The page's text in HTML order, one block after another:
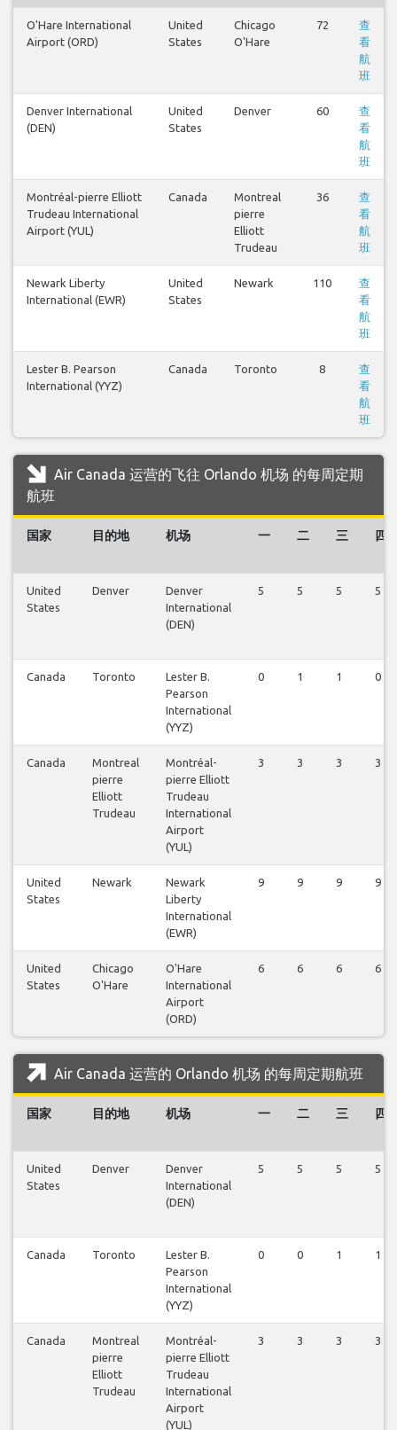
O'Hare International
Airport (ORD)
United
States
Chicago
O'Hare
72
查
看
航
班
Denver International
(DEN)
United
States
Denver 60
查
看
航
班
Montréal-pierre Elliott
Trudeau International
Airport (YUL)
Canada
Montreal
pierre
Elliott
Trudeau
36
查
看
航
班
Newark Liberty
International (EWR)
United
States
Newark 110
查
看
航
班
Lester B. Pearson
International (YYZ)
Canada Toronto 8
查
看
航
班
Air Canada 运营的飞往 Orlando 机场 的每周定期
航班
国家 目的地 机场 一 二 三 四
United
States
Denver
Denver
International
(DEN)
5 5 5 5
Canada Toronto
Lester B.
Pearson
International
(YYZ)
0 1 1 0
Canada
Montreal
pierre
Elliott
Trudeau
Montréal-
pierre Elliott
Trudeau
International
Airport
(YUL)
3 3 3 3
United
States
Newark
Newark
Liberty
International
(EWR)
9 9 9 9
United
States
Chicago
O'Hare
O'Hare
International
Airport
(ORD)
6 6 6 6
Air Canada 运营的 Orlando 机场 的每周定期航班
国家 目的地 机场 一 二 三 四
United
States
Denver
Denver
International
(DEN)
5 5 5 5
Canada Toronto
Lester B.
Pearson
International
(YYZ)
0 0 1 1
Canada
Montreal
pierre
Elliott
Trudeau
Montréal-
pierre Elliott
Trudeau
International
Airport
(YUL)
3 3 3 3